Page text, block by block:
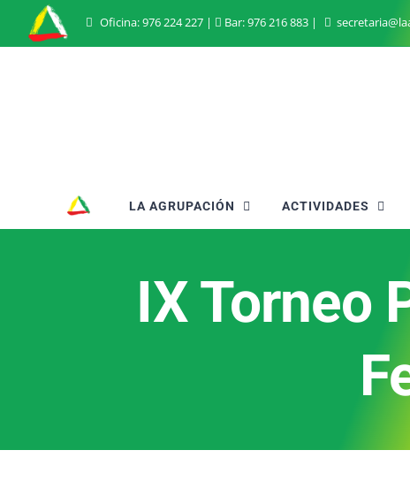
Oficina:976 224 227 | Bar:976 216 883 |
LA AGRUPACIÓN ACTIVIDADES
IX Torneo